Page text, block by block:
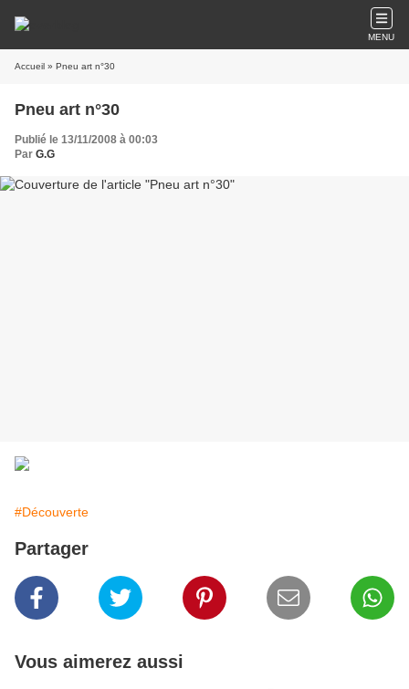
MENU
Accueil » Pneu art n°30
Pneu art n°30
Publié le 13/11/2008 à 00:03
Par G.G
#Découverte
Partager
Vous aimerez aussi